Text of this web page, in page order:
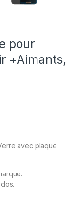
pour
+Aimants,
avec plaque